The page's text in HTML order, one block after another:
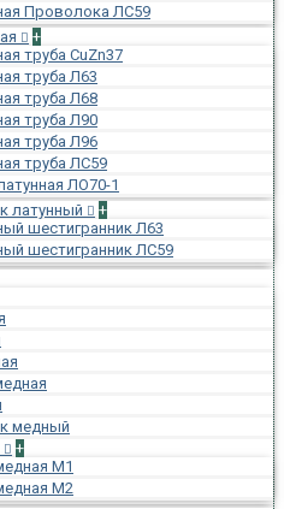
Проволока ЛС59
+
труба CuZn37
труба Л63
труба Л68
труба Л90
труба Л96
труба ЛС59
ЛО70-1
латунный
+
шестигранник Л63
шестигранник ЛС59
медный
+
М1
М2